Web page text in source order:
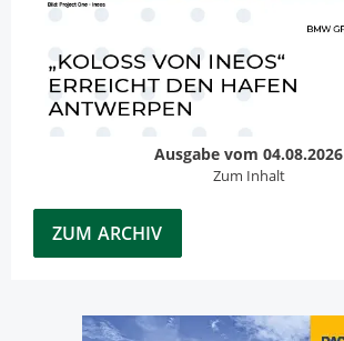
Ausgabe vom 04.08.2026
Zum Inhalt
ZUM ARCHIV